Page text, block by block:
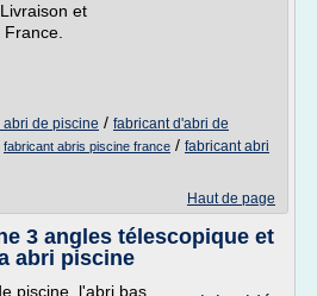
et
abri de piscine / fabricant d'abri de
fabricant abris piscine france / fabricant abri
Haut de page
3 angles télescopique et
abri piscine
piscine, l'abri bas